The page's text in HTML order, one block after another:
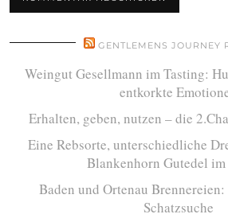
GENTLEMENS JOURNEY
Weingut Gesellmann im Tasting:
entkorkte
Erhalten, geben, nutzen – die
Eine Rebsorte, unterschiedliche
Blankenhorn Gutedel
Baden und Ortenau
Schatzsuche